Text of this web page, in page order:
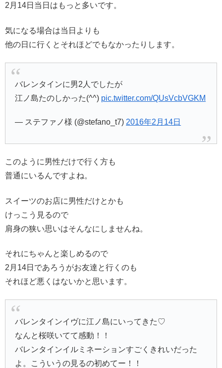
2月14日当日はもっと多いです。
気になる場合は当日よりも
他の日に行くとそれほどでもなかったりします。
バレンタインに男2人でしたが
江ノ島たのしかった(^^) pic.twitter.com/QUsVcbVGKM
— ステファノ様 (@stefano_t7) 2016年2月14日
このように男性だけで行く方も
普通にいるんですよね。
スイーツのお店に男性だけとかも
けっこう見るので
肩身の狭い思いはそんなにしませんね。
それにちゃんと楽しめるので
2月14日であろうがお友達と行くのも
それほど悪くはないかと思います。
バレンタインイヴに江ノ島にいってきた♡
なんと桜咲いてて感動！！
バレンタインイルミネーションすごくきれいだった
よ。こういうの見るの初めてー！！